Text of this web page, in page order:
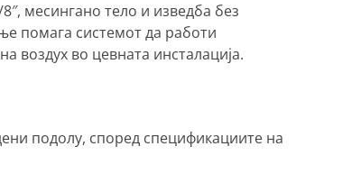
месингано тело и изведба без
помага системот да работи
воздух во цевната инсталација.
подолу, според спецификациите на